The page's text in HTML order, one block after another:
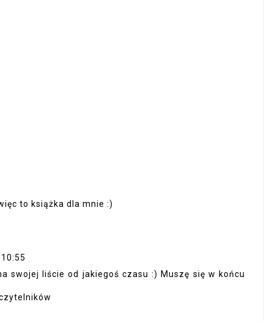
to książka dla mnie :)
swojej liście od jakiegoś czasu :) Muszę się w końcu